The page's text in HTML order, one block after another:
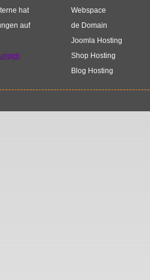
hat
auf
Webspace
de Domain
Joomla Hosting
Shop Hosting
Blog Hosting